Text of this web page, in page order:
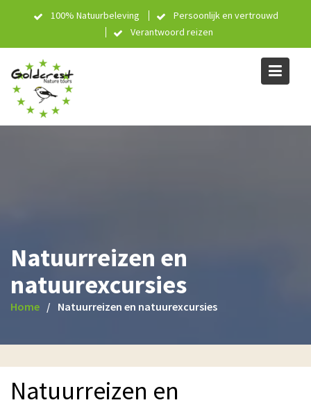
100% Natuurbeleving
Persoonlijk en vertrouwd
Verantwoord reizen
Natuurreizen en
natuurexcursies
Home Natuurreizen en natuurexcursies
Natuurreizen en